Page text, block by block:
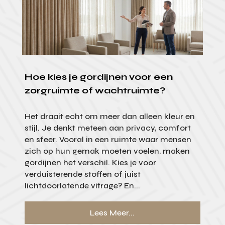
Hoe kies je gordijnen voor een
zorgruimte of wachtruimte?
Het draait echt om meer dan alleen kleur en
stijl. Je denkt meteen aan privacy, comfort
en sfeer. Vooral in een ruimte waar mensen
zich op hun gemak moeten voelen, maken
gordijnen het verschil. Kies je voor
verduisterende stoffen of juist
lichtdoorlatende vitrage? En...
Lees Meer...